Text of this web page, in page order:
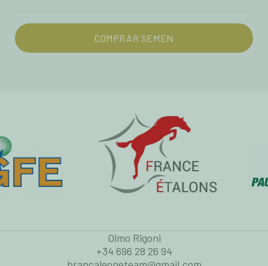
COMPRAR SEMEN
Olmo Rigoni
+34 696 28 26 94